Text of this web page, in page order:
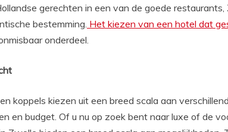
gerechten in een van de goede
bestemming. Het kiezen van een hotel dat
onderdeel.
koppels kiezen uit een breed scala aan
en budget. Of u nu op zoek bent naar luxe of de